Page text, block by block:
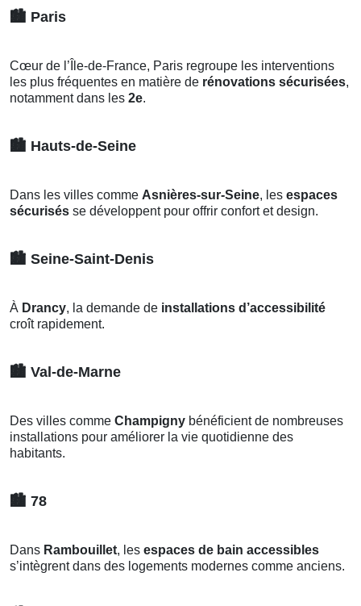
🏙️ Paris
Cœur de l’Île-de-France, Paris regroupe les interventions
les plus fréquentes en matière de rénovations sécurisées,
notamment dans les 2e.
🏙️ Hauts-de-Seine
Dans les villes comme Asnières-sur-Seine, les espaces
sécurisés se développent pour offrir confort et design.
🏙️ Seine-Saint-Denis
À Drancy, la demande de installations d’accessibilité
croît rapidement.
🏙️ Val-de-Marne
Des villes comme Champigny bénéficient de nombreuses
installations pour améliorer la vie quotidienne des
habitants.
🏙️ 78
Dans Rambouillet, les espaces de bain accessibles
s’intègrent dans des logements modernes comme anciens.